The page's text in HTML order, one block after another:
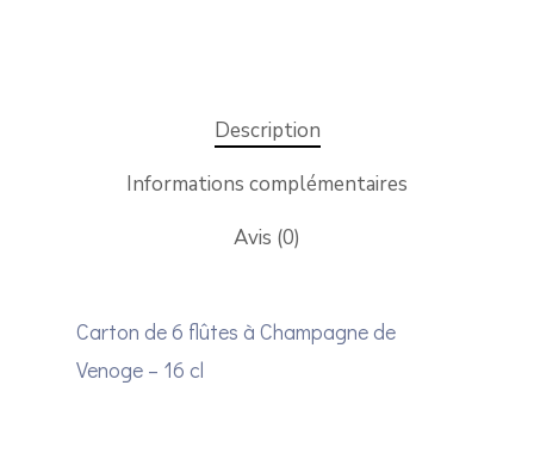
Description
Informations complémentaires
Avis (0)
Carton de 6 flûtes à Champagne de
Venoge – 16 cl